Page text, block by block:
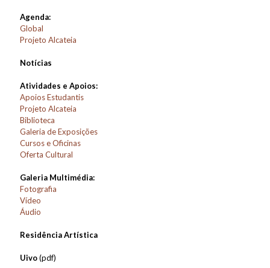
Agenda:
Global
Projeto Alcateia
Notícias
Atividades e Apoios:
Apoios Estudantis
Projeto Alcateia
Biblioteca
Galeria de Exposições
Cursos e Oficinas
Oferta Cultural
Galeria Multimédia:
Fotografia
Vídeo
Áudio
Residência Artística
Uivo(pdf)